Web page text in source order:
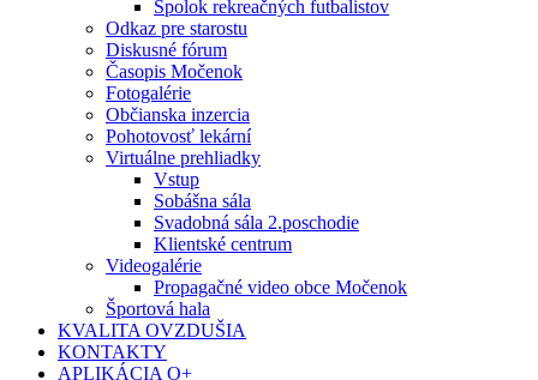
Spolok rekreačných futbalistov
Odkaz pre starostu
Diskusné fórum
Časopis Močenok
Fotogalérie
Občianska inzercia
Pohotovosť lekární
Virtuálne prehliadky
Vstup
Sobášna sála
Svadobná sála 2.poschodie
Klientské centrum
Videogalérie
Propagačné video obce Močenok
Športová hala
KVALITA OVZDUŠIA
KONTAKTY
APLIKÁCIA O+